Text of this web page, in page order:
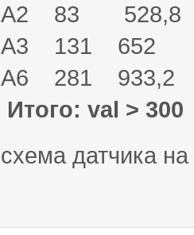
A2 83 528,8
A3 131 652
A6 281 933,2
Итого: val > 300
схема датчика